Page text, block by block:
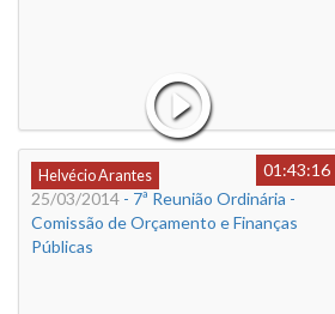
Helvécio Arantes
01:43:16
25/03/2014 - 7ª Reunião Ordinária -
Comissão de Orçamento e Finanças
Públicas